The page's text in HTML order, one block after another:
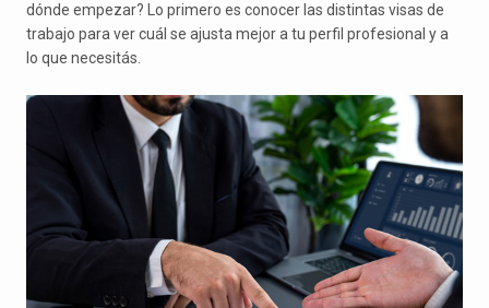
dónde empezar? Lo primero es conocer las distintas visas de
trabajo para ver cuál se ajusta mejor a tu perfil profesional y a
lo que necesitás.